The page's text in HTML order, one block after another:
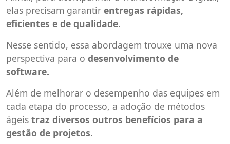
elas precisam garantir entregas rápidas,
eficientes e de qualidade.
Nesse sentido, essa abordagem trouxe uma nova
perspectiva para o desenvolvimento de
software.
Além de melhorar o desempenho das equipes em
cada etapa do processo, a adoção de métodos
ágeis traz diversos outros benefícios para a
gestão de projetos.